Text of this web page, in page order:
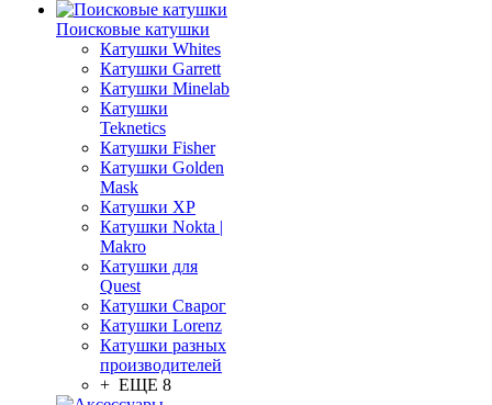
Поисковые катушки
Катушки Whites
Катушки Garrett
Катушки Minelab
Катушки
Teknetics
Катушки Fisher
Катушки Golden
Mask
Катушки XP
Катушки Nokta |
Makro
Катушки для
Quest
Катушки Сварог
Катушки Lorenz
Катушки разных
производителей
+ ЕЩЕ 8